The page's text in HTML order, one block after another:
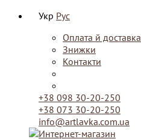
Укр Рус
Оплата й доставка
Знижки
Контакти
+38 098 30-20-250
+38 073 30-20-250
info@artlavka.com.ua